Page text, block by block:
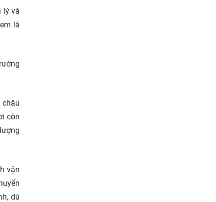
lý và
là
châu
còn
vận
dù